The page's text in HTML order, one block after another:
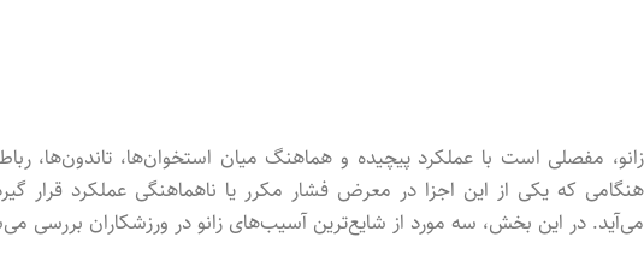
زانو، مفصلی است با عملکردپیچیده و هماهنگ میان استخوان‌ها، تاندون‌ها،
هنگامی که یکی از این اجزا در معرض فشار مکرر یا ناهماهنگی عملکرد قرار
می‌آید. در این بخش، سه مورد از شایع‌ترین آسیب‌های زانو در ورزشکاران بررسی